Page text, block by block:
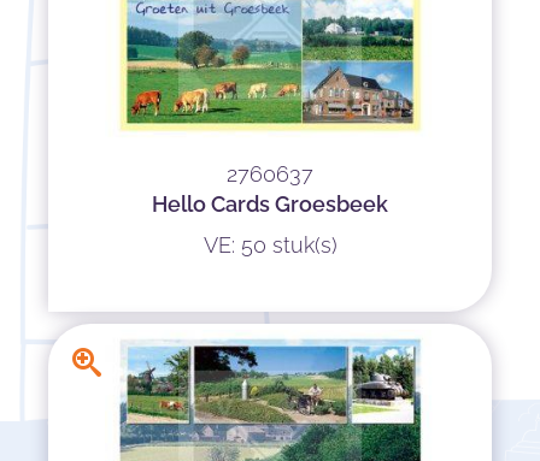
2760637
Hello Cards Groesbeek
VE: 50 stuk(s)